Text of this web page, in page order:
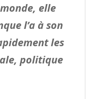
elle
l’a à son
les
politique